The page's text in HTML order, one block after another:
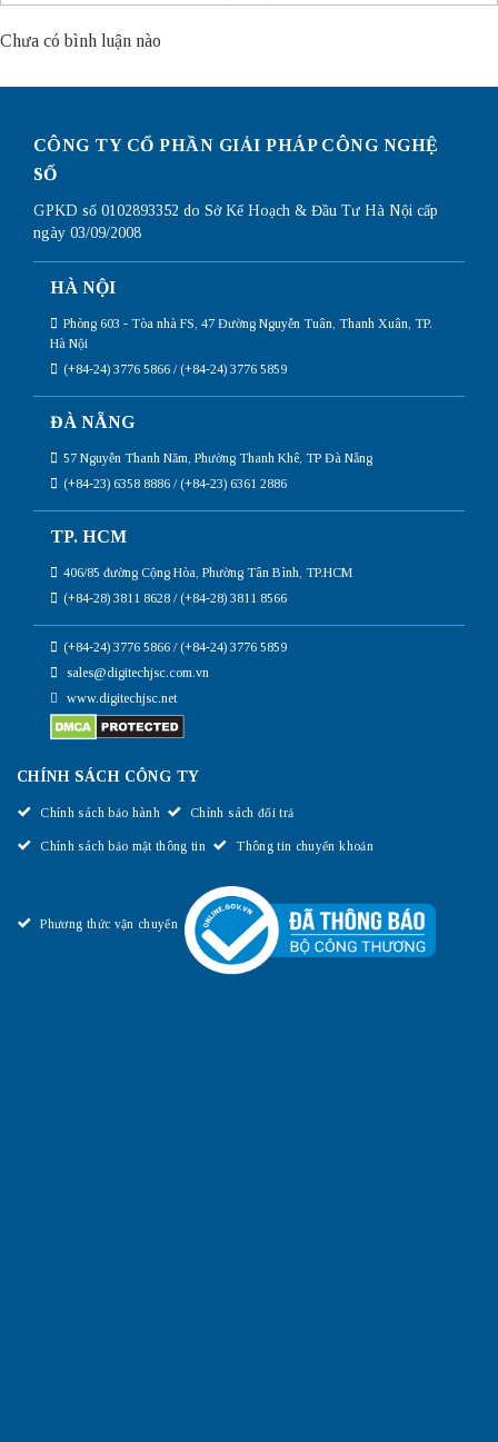
Chưa có bình luận nào
CÔNG TY CỔ PHẦN GIẢI PHÁP CÔNG NGHỆ
SỐ
GPKD số 0102893352 do Sở Kế Hoạch & Đầu Tư Hà Nội cấp
ngày 03/09/2008
HÀ NỘI
Phòng 603 - Tòa nhà FS, 47 Đường Nguyễn Tuân, Thanh Xuân, TP.
Hà Nội
(+84-24) 3776 5866 / (+84-24) 3776 5859
ĐÀ NẴNG
57 Nguyễn Thanh Năm, Phường Thanh Khê, TP Đà Nẵng
(+84-23) 6358 8886 / (+84-23) 6361 2886
TP. HCM
406/85 đường Cộng Hòa, Phường Tân Bình, TP.HCM
(+84-28) 3811 8628 / (+84-28) 3811 8566
(+84-24) 3776 5866 / (+84-24) 3776 5859
sales@digitechjsc.com.vn
www.digitechjsc.net
CHÍNH SÁCH CÔNG TY
Chính sách bảo hành Chính sách đổi trả
Chính sách bảo mật thông tin Thông tin chuyển khoản
Phương thức vận chuyển